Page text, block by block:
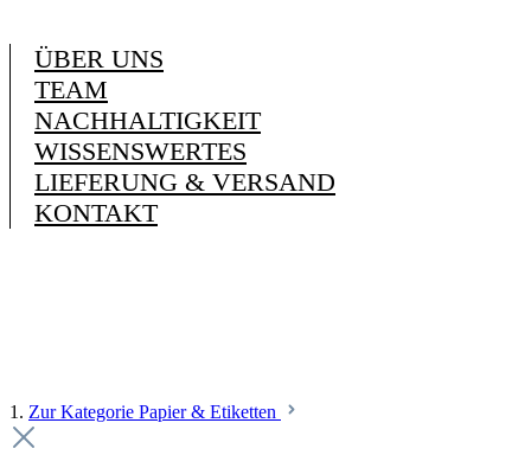
ÜBER UNS
TEAM
NACHHALTIGKEIT
WISSENSWERTES
LIEFERUNG & VERSAND
KONTAKT
1. Zur Kategorie Papier & Etiketten